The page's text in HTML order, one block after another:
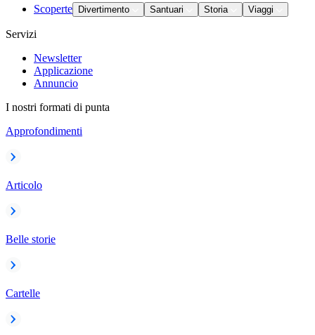
Scoperte Divertimento Santuari Storia Viaggi
Servizi
Newsletter
Applicazione
Annuncio
I nostri formati di punta
Approfondimenti
Articolo
Belle storie
Cartelle